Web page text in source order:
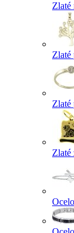
Zlaté
Zlaté
Zlaté
Zlaté